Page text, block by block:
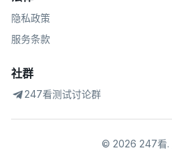
隐私政策
服务条款
社群
247看测试讨论群
© 2026 247看.